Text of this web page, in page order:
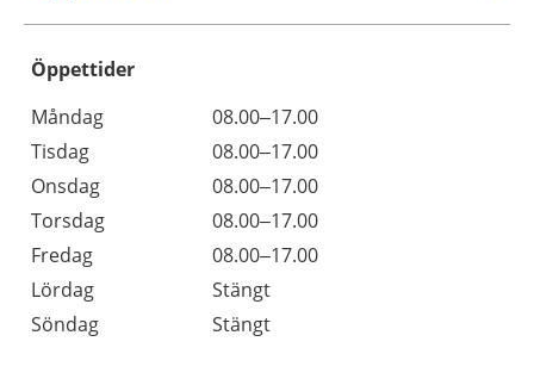
Öppettider
Dag
Öppettider
Kommentarer
Måndag
08.00–17.00
Tisdag
08.00–17.00
Onsdag
08.00–17.00
Torsdag
08.00–17.00
Fredag
08.00–17.00
Lördag
Stängt
Söndag
Stängt